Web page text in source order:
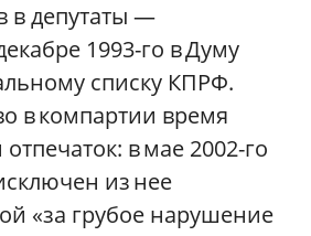
в депутаты —
1993-го в Думу
списку КПРФ.
в компартии время
в мае 2002-го
из нее
«за грубое нарушение